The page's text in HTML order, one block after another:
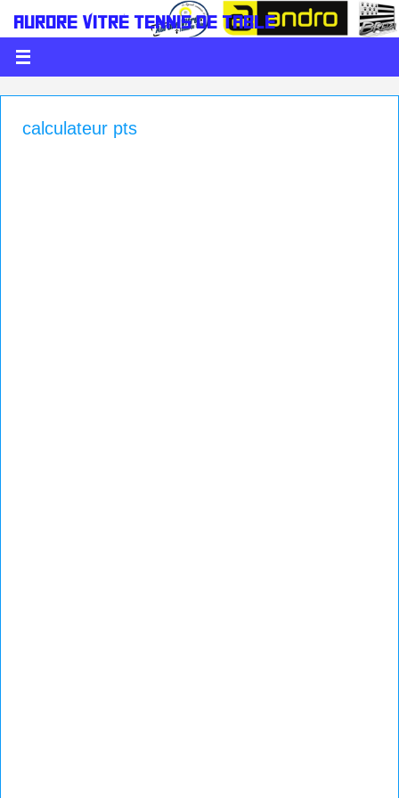
AURORE VITRÉ TENNIS DE TABLE
LE PING C'EST DE LA BALLE
calculateur pts